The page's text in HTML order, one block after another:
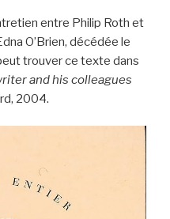
entre Philip Roth et
O’Brien, décédée le
trouver ce texte dans
and his colleagues
2004.